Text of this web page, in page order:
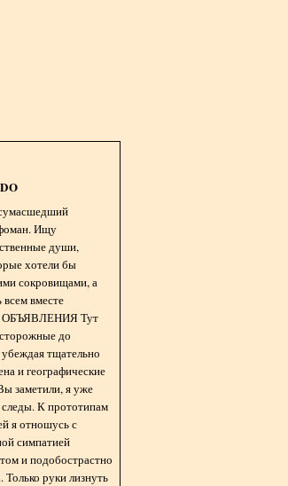
Ищу
души,
хотели бы
сокровищами, а
вместе
ОБЪЯВЛЕНИЯ Тут
до
тщательно
и географические
заметили, я уже
следы. К прототипам
я отношусь с
симпатией
и подобострастно
Только руки лизнуть